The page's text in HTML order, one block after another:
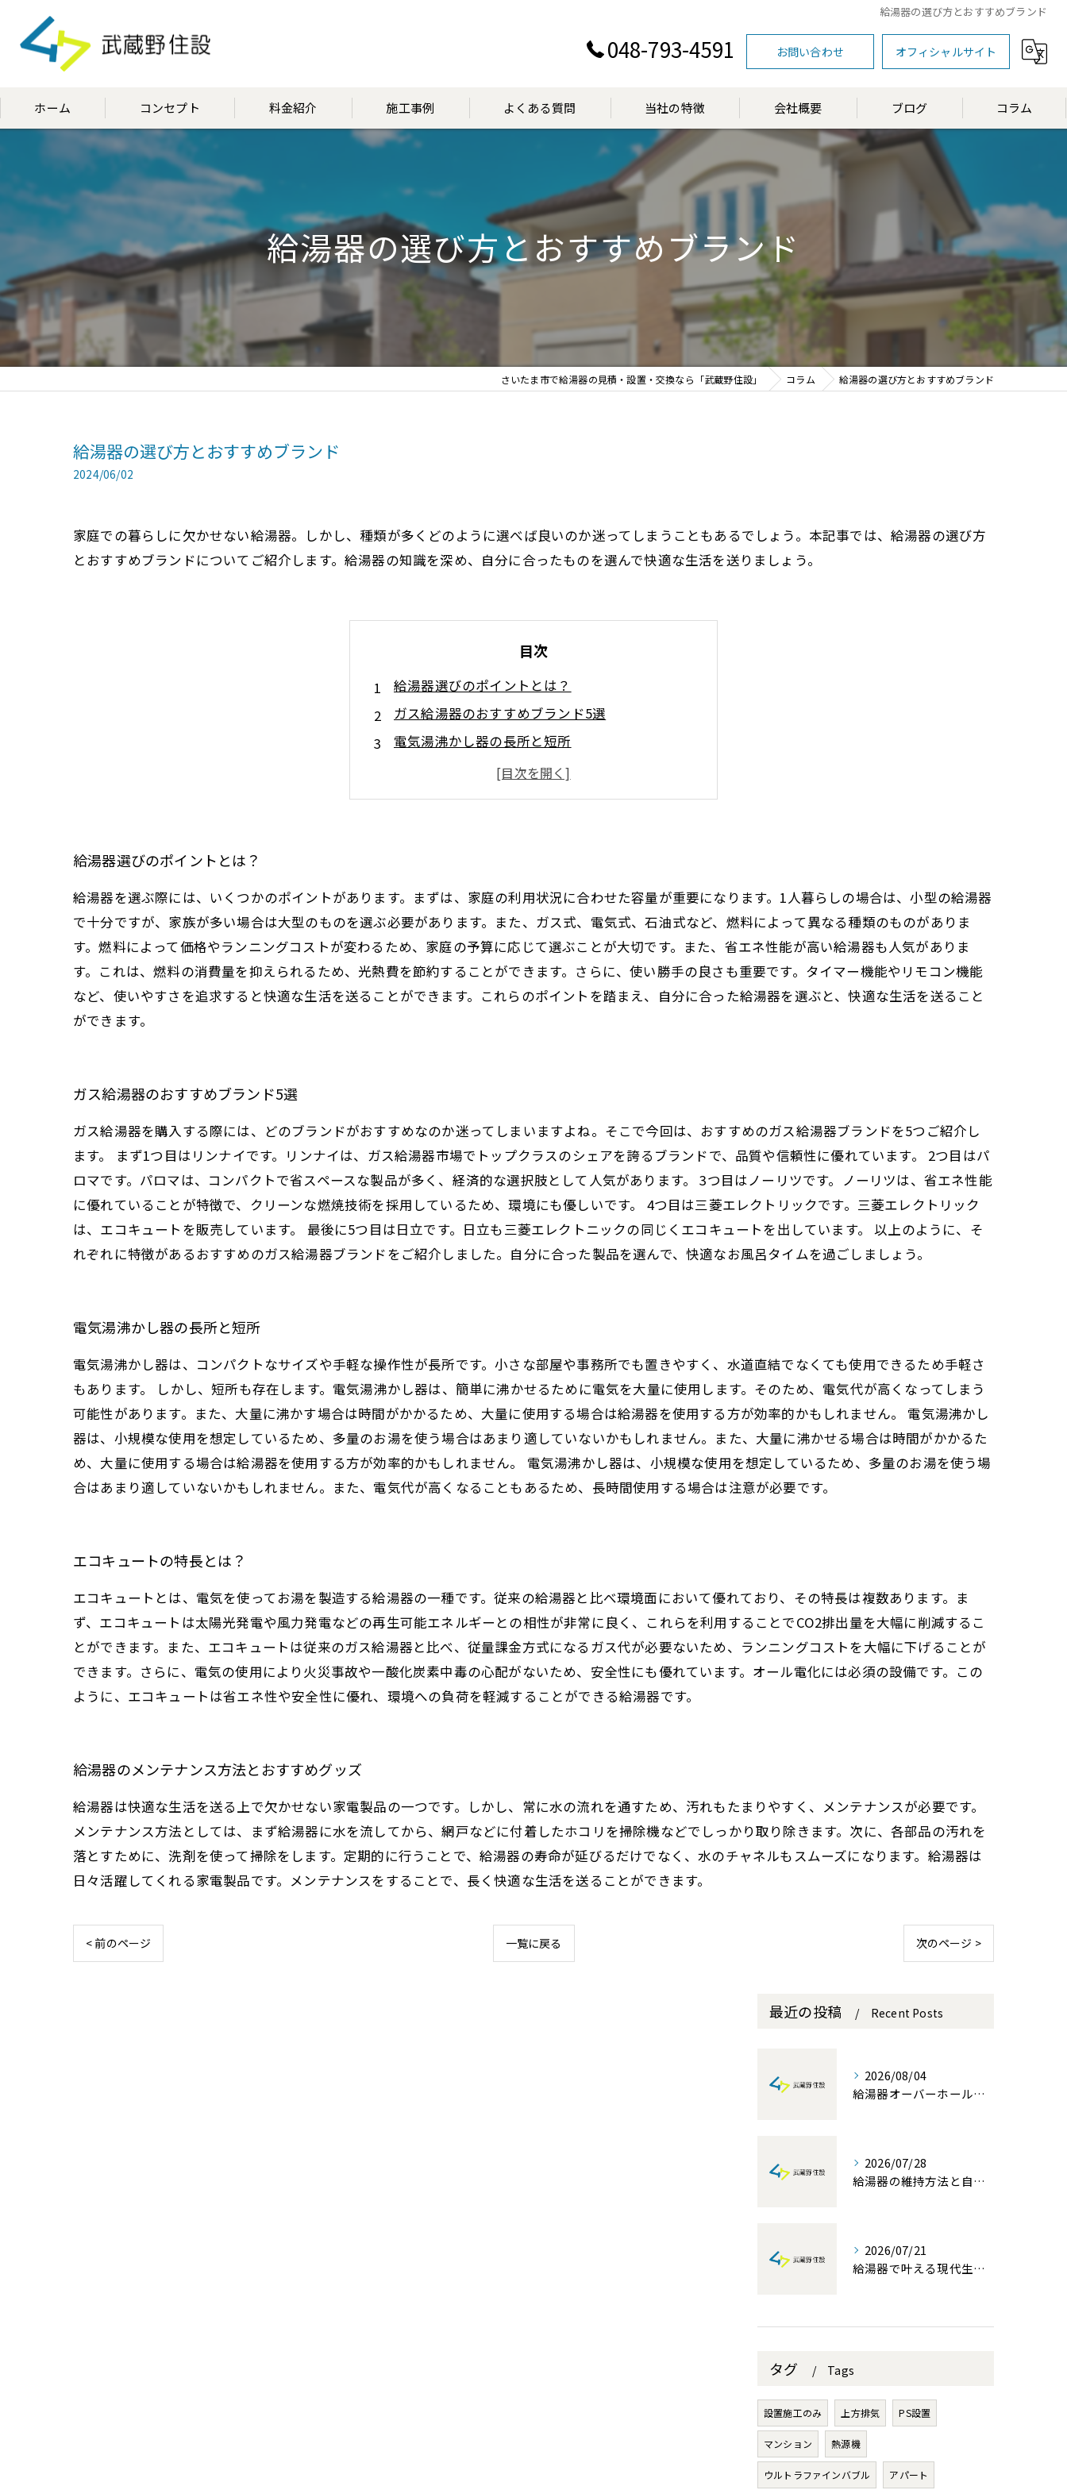
給湯器の選び方とおすすめブランド
048-793-4591 お問い合わせ オフィシャルサイト
ホーム コンセプト
代表挨拶
料金紹介 施工事例 よくある質問 当社の特徴
設置
交換
点検
会社概要
漫画特集
ブログ コラム
給湯器の選び方とおすすめブランド
さいたま市で給湯器の見積・設置・交換なら「武蔵野住設」 コラム 給湯器の選び方とおすすめブランド
給湯器の選び方とおすすめブランド
2024/06/02
家庭での暮らしに欠かせない給湯器。しかし、種類が多くどのように選べば良いのか迷ってしまうこともあるでしょう。本記事では、給湯器の選び方
とおすすめブランドについてご紹介します。給湯器の知識を深め、自分に合ったものを選んで快適な生活を送りましょう。
目次
給湯器選びのポイントとは？
ガス給湯器のおすすめブランド5選
電気湯沸かし器の長所と短所
エコキュートの特長とは？
給湯器のメンテナンス方法とおすすめグッズ
給湯器選びのポイントとは？
給湯器を選ぶ際には、いくつかのポイントがあります。まずは、家庭の利用状況に合わせた容量が重要になります。1人暮らしの場合は、小型の給湯器
で十分ですが、家族が多い場合は大型のものを選ぶ必要があります。また、ガス式、電気式、石油式など、燃料によって異なる種類のものがありま
す。燃料によって価格やランニングコストが変わるため、家庭の予算に応じて選ぶことが大切です。また、省エネ性能が高い給湯器も人気がありま
す。これは、燃料の消費量を抑えられるため、光熱費を節約することができます。さらに、使い勝手の良さも重要です。タイマー機能やリモコン機能
など、使いやすさを追求すると快適な生活を送ることができます。これらのポイントを踏まえ、自分に合った給湯器を選ぶと、快適な生活を送ること
ができます。
ガス給湯器のおすすめブランド5選
ガス給湯器を購入する際には、どのブランドがおすすめなのか迷ってしまいますよね。そこで今回は、おすすめのガス給湯器ブランドを5つご紹介し
ます。 まず1つ目はリンナイです。リンナイは、ガス給湯器市場でトップクラスのシェアを誇るブランドで、品質や信頼性に優れています。 2つ目はパ
ロマです。パロマは、コンパクトで省スペースな製品が多く、経済的な選択肢として人気があります。 3つ目はノーリツです。ノーリツは、省エネ性能
に優れていることが特徴で、クリーンな燃焼技術を採用しているため、環境にも優しいです。 4つ目は三菱エレクトリックです。三菱エレクトリック
は、エコキュートを販売しています。 最後に5つ目は日立です。日立も三菱エレクトニックの同じくエコキュートを出しています。 以上のように、そ
れぞれに特徴があるおすすめのガス給湯器ブランドをご紹介しました。自分に合った製品を選んで、快適なお風呂タイムを過ごしましょう。
電気湯沸かし器の長所と短所
電気湯沸かし器は、コンパクトなサイズや手軽な操作性が長所です。小さな部屋や事務所でも置きやすく、水道直結でなくても使用できるため手軽さ
もあります。 しかし、短所も存在します。電気湯沸かし器は、簡単に沸かせるために電気を大量に使用します。そのため、電気代が高くなってしまう
可能性があります。また、大量に沸かす場合は時間がかかるため、大量に使用する場合は給湯器を使用する方が効率的かもしれません。 電気湯沸かし
器は、小規模な使用を想定しているため、多量のお湯を使う場合はあまり適していないかもしれません。また、大量に沸かせる場合は時間がかかるた
め、大量に使用する場合は給湯器を使用する方が効率的かもしれません。 電気湯沸かし器は、小規模な使用を想定しているため、多量のお湯を使う場
合はあまり適していないかもしれません。また、電気代が高くなることもあるため、長時間使用する場合は注意が必要です。
エコキュートの特長とは？
エコキュートとは、電気を使ってお湯を製造する給湯器の一種です。従来の給湯器と比べ環境面において優れており、その特長は複数あります。ま
ず、エコキュートは太陽光発電や風力発電などの再生可能エネルギーとの相性が非常に良く、これらを利用することでCO2排出量を大幅に削減するこ
とができます。また、エコキュートは従来のガス給湯器と比べ、従量課金方式になるガス代が必要ないため、ランニングコストを大幅に下げることが
できます。さらに、電気の使用により火災事故や一酸化炭素中毒の心配がないため、安全性にも優れています。オール電化には必須の設備です。この
ように、エコキュートは省エネ性や安全性に優れ、環境への負荷を軽減することができる給湯器です。
給湯器のメンテナンス方法とおすすめグッズ
給湯器は快適な生活を送る上で欠かせない家電製品の一つです。しかし、常に水の流れを通すため、汚れもたまりやすく、メンテナンスが必要です。
メンテナンス方法としては、まず給湯器に水を流してから、網戸などに付着したホコリを掃除機などでしっかり取り除きます。次に、各部品の汚れを
落とすために、洗剤を使って掃除をします。定期的に行うことで、給湯器の寿命が延びるだけでなく、水のチャネルもスムーズになります。給湯器は
日々活躍してくれる家電製品です。メンテナンスをすることで、長く快適な生活を送ることができます。
< 前のページ 一覧に戻る 次のページ >
最近の投稿 Recent Posts
2026/08/04
給湯器オーバーホールを埼玉県で成功させる費用と業者選びのポイント解説
2026/07/28
給湯器の維持方法と自分でできる簡単メンテナンス術を徹底解説
2026/07/21
給湯器で叶える現代生活の快適性と埼玉県でお得に交換する補助金活用術
タグ Tags
設置施工のみ 上方排気 PS設置
マンション 熱源機
ウルトラファインバブル アパート